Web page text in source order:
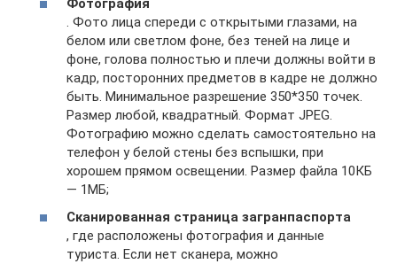
Фотография
. Фото лица спереди с открытыми глазами, на
белом или светлом фоне, без теней на лице и
фоне, голова полностью и плечи должны войти в
кадр, посторонних предметов в кадре не должно
быть. Минимальное разрешение 350*350 точек.
Размер любой, квадратный. Формат JPEG.
Фотографию можно сделать самостоятельно на
телефон у белой стены без вспышки, при
хорошем прямом освещении. Размер файла 10КБ
— 1МБ;
Сканированная страница загранпаспорта
, где расположены фотография и данные
туриста. Если нет сканера, можно